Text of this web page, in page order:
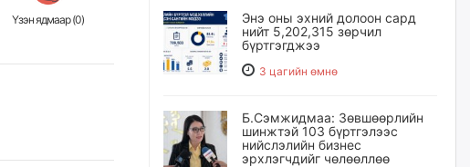
Үзэн ядмаар (0)
Энэ оны эхний долоон сард
нийт 5,202,315 зөрчил
бүртгэгджээ
3 цагийн өмнө
Б.Сэмжидмаа: Зөвшөөрлийн
шинжтэй 103 бүртгэлээс
нийслэлийн бизнес
эрхлэгчдийг чөлөөллөө